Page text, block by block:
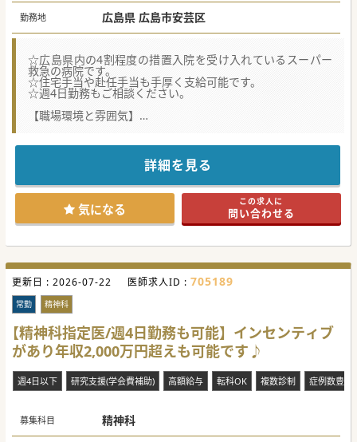
勤務地 広島県 広島市安芸区
☆広島県内の4割程度の措置入院を受け入れているスーパー
救急の病院です。
☆住宅手当や赴任手当も手厚く支給可能です。
☆週4日勤務もご相談ください。
【職場環境と雰囲気】
■精神科常勤医は30代から50代の活気ある世代が中心であ
付いています。
■週4日勤務の相談が可能であることに加え、残業する医師
も殆どおらず、個々の理想とするワークライフバランスを実
現できます。
■全職種の採用を担う非常に丁寧な担当者が在籍しており、
入職時の不安や疑問に対しても誠実かつ柔軟にサポートする
体制です。
■週に1コマ程度の一般内科外来を担当し、一コマあたり平
均5名から10名程度の患者様に対して丁寧な診察を行ってい
ただきます。
■病棟管理では精神科病棟における内科コンサルを主軸と
し、患者様の既往歴の評価や入院加療の可否判断などを行っ
ていただきます。
■アルコール等の依存症や慢性期特有の内科合併症の管理を
担いますが、当直や夜間のオンコール対応は求められませ
ん。
【具体的な医療機関情報】
■総病床数300床以上を擁し、常時90％以上の高い病床稼働
率を推移する、広島県西部を代表する精神科スーパー救急の
拠点病院です。
り、多様な精神疾患の急性期から療養までを一貫して担う施
設です。
詳細を見る
気になる この求人に
問い合わせる
更新日 : 2026-07-22 医師求人ID : 705189
常勤 精神科
【精神科指定医/週4日勤務も可能】インセンティブ
があり年収2,000万円超えも可能です♪
週4日以下 研究支援(学会費補助) 高額給与 転科OK 複数診制 症例数豊富
募集科目 精神科